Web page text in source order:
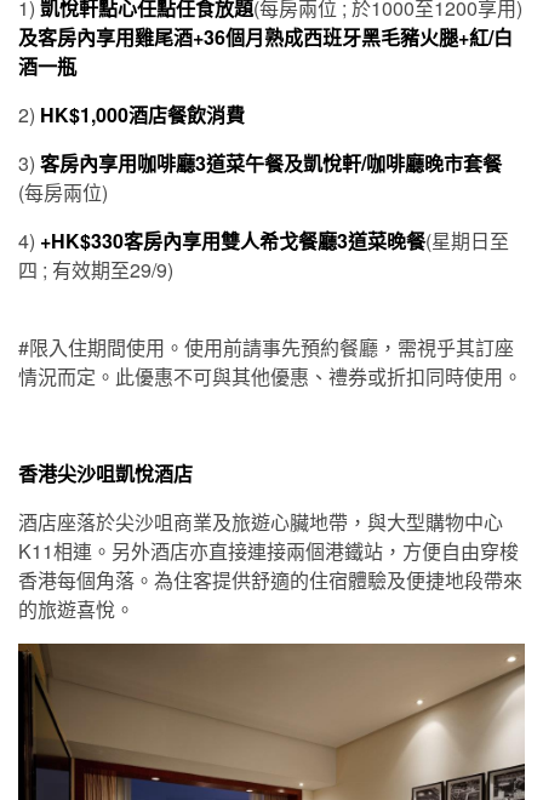
1) 凱悅軒點心任點任食放題(每房兩位 ; 於1000至1200享用)
及客房內享用雞尾酒+36個月熟成西班牙黑毛豬火腿+紅/白
酒一瓶
2) HK$1,000酒店餐飲消費
3) 客房內享用咖啡廳3道菜午餐及凱悅軒/咖啡廳晚市套餐
(每房兩位)
4) +HK$330客房內享用雙人希戈餐廳3道菜晚餐(星期日至
四 ; 有效期至29/9)
#限入住期間使用。使用前請事先預約餐廳，需視乎其訂座
情況而定。此優惠不可與其他優惠、禮券或折扣同時使用。
香港尖沙咀凱悅酒店
酒店座落於尖沙咀商業及旅遊心臟地帶，與大型購物中心
K11相連。另外酒店亦直接連接兩個港鐵站，方便自由穿梭
香港每個角落。為住客提供舒適的住宿體驗及便捷地段帶來
的旅遊喜悅。